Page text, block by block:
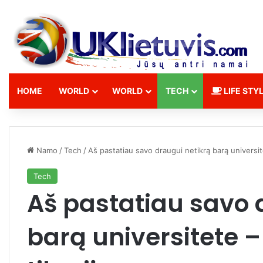
HOME WORLD WORLD TECH LIFE
Namo /Tech /Aš pastatiau savo draugui netikrą barą
Tech
Aš pastatiau savo
barą universitete